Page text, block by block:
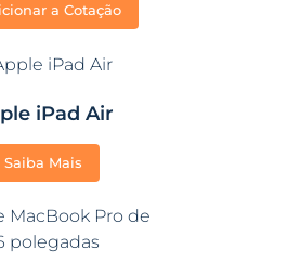
a Cotação
iPad Air
Saiba Mais